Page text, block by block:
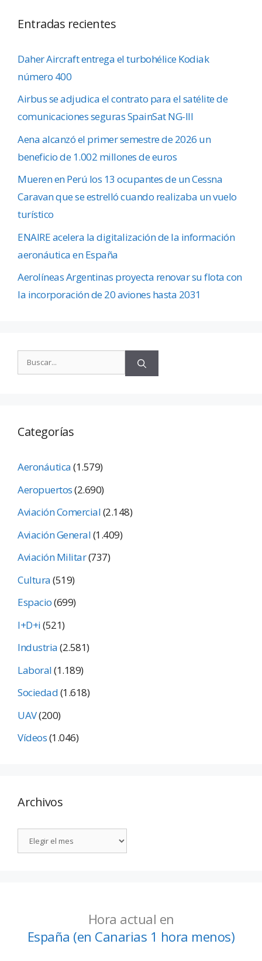
Entradas recientes
Daher Aircraft entrega el turbohélice Kodiak
número 400
Airbus se adjudica el contrato para el satélite de
comunicaciones seguras SpainSat NG-III
Aena alcanzó el primer semestre de 2026 un
beneficio de 1.002 millones de euros
Mueren en Perú los 13 ocupantes de un Cessna
Caravan que se estrelló cuando realizaba un vuelo
turístico
ENAIRE acelera la digitalización de la información
aeronáutica en España
Aerolíneas Argentinas proyecta renovar su flota con
la incorporación de 20 aviones hasta 2031
Categorías
Aeronáutica(1.579)
Aeropuertos(2.690)
Aviación Comercial(2.148)
Aviación General(1.409)
Aviación Militar(737)
Cultura(519)
Espacio(699)
I+D+i(521)
Industria(2.581)
Laboral(1.189)
Sociedad(1.618)
UAV(200)
Vídeos(1.046)
Archivos
Hora actual en
España (en Canarias 1 hora menos)